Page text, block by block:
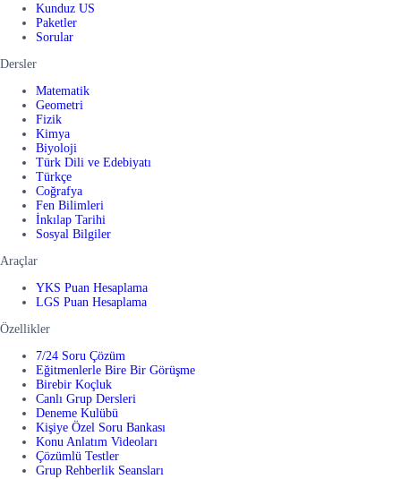
Kunduz US
Paketler
Sorular
Dersler
Matematik
Geometri
Fizik
Kimya
Biyoloji
Türk Dili ve Edebiyatı
Türkçe
Coğrafya
Fen Bilimleri
İnkılap Tarihi
Sosyal Bilgiler
Araçlar
YKS Puan Hesaplama
LGS Puan Hesaplama
Özellikler
7/24 Soru Çözüm
Eğitmenlerle Bire Bir Görüşme
Birebir Koçluk
Canlı Grup Dersleri
Deneme Kulübü
Kişiye Özel Soru Bankası
Konu Anlatım Videoları
Çözümlü Testler
Grup Rehberlik Seansları